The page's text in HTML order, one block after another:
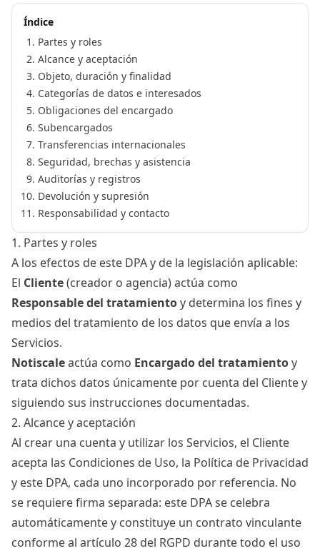
Índice
Partes y roles
Alcance y aceptación
Objeto, duración y finalidad
Categorías de datos e interesados
Obligaciones del encargado
Subencargados
Transferencias internacionales
Seguridad, brechas y asistencia
Auditorías y registros
Devolución y supresión
Responsabilidad y contacto
1. Partes y roles
A los efectos de este DPA y de la legislación aplicable:
El Cliente(creador o agencia) actúa como
Responsable del tratamientoy determina los fines y
medios del tratamiento de los datos que envía a los
Servicios.
Notiscaleactúa como Encargado del tratamientoy
trata dichos datos únicamente por cuenta del Cliente y
siguiendo sus instrucciones documentadas.
2. Alcance y aceptación
Al crear una cuenta y utilizar los Servicios, el Cliente
acepta las Condiciones de Uso, la Política de Privacidad
y este DPA, cada uno incorporado por referencia. No
se requiere firma separada: este DPA se celebra
automáticamente y constituye un contrato vinculante
conforme al artículo 28 del RGPD durante todo el uso